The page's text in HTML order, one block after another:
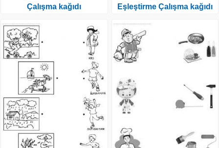
Çalışma kağıdı
Eşleştirme Çalışma kağıdı